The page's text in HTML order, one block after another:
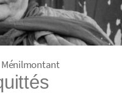
Ménilmontant